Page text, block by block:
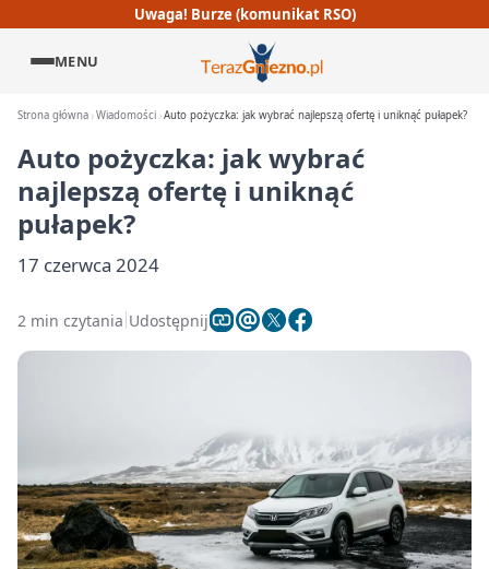
Uwaga! Burze (komunikat RSO)
MENU
Strona główna Wiadomości Auto pożyczka: jak wybrać najlepszą ofertę i uniknąć pułapek?
Auto pożyczka: jak wybrać
najlepszą ofertę i uniknąć
pułapek?
17 czerwca 2024
2 min czytania Udostępnij